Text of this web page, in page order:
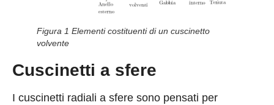
Figura 1 Elementi costituenti di un cuscinetto
volvente
Cuscinetti a sfere
I cuscinetti radiali a sfere sono pensati per